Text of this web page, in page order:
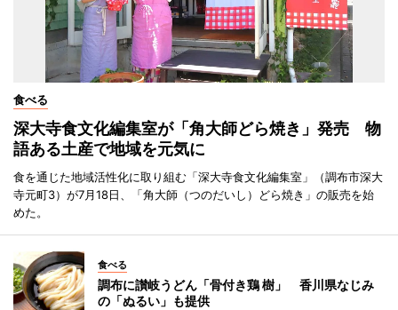
食べる
深大寺食文化編集室が「角大師どら焼き」発売 物
語ある土産で地域を元気に
食を通じた地域活性化に取り組む「深大寺食文化編集室」（調布市深大
寺元町3）が7月18日、「角大師（つのだいし）どら焼き」の販売を始
めた。
食べる
調布に讃岐うどん「骨付き鶏 樹」 香川県なじみ
の「ぬるい」も提供